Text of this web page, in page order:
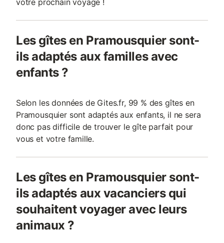
votre prochain voyage !
Les gîtes en Pramousquier sont-
ils adaptés aux familles avec
enfants ?
Selon les données de Gites.fr, 99 % des gîtes en
Pramousquier sont adaptés aux enfants, il ne sera
donc pas difficile de trouver le gîte parfait pour
vous et votre famille.
Les gîtes en Pramousquier sont-
ils adaptés aux vacanciers qui
souhaitent voyager avec leurs
animaux ?